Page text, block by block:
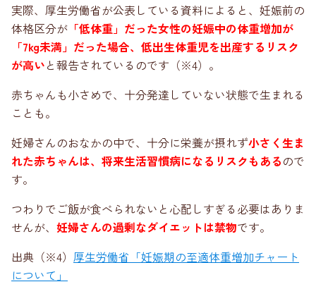
実際、厚生労働省が公表している資料によると、妊娠前の
体格区分が 「低体重」だった女性の妊娠中の体重増加が
「7kg未満」だった場合、低出生体重児を出産するリスク
が高いと報告されているのです（※4）。
赤ちゃんも小さめで、十分発達していない状態で生まれる
ことも。
妊婦さんのおなかの中で、十分に栄養が摂れず小さく生ま
れた赤ちゃんは、将来生活習慣病になるリスクもあるので
す。
つわりでご飯が食べられないと心配しすぎる必要はありま
せんが、 妊婦さんの過剰なダイエットは禁物です。
出典（※4） 厚生労働省「妊娠期の至適体重増加チャート
について」